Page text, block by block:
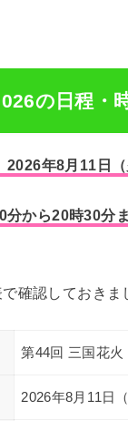
の日程・
年8月11日
から20時30分
確認しておきま
第44回 三国花火
2026年8月11日